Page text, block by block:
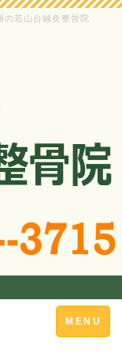
若山台鍼灸整骨院
Toggle
navigation
MENU